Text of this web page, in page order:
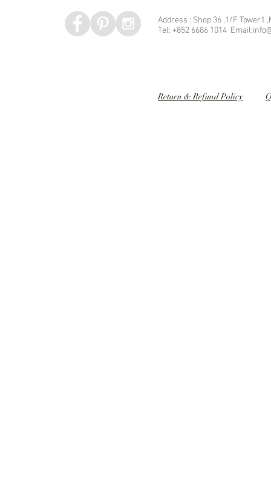
Address : Shop 36 ,1/F Tower1
Tel: +852 6686 1014
Return & Refund Policy